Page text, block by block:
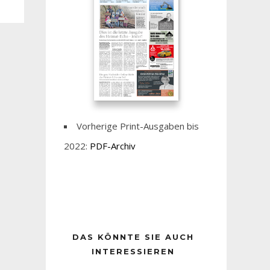
Vorherige Print-Ausgaben bis
2022: PDF-Archiv
DAS KÖNNTE SIE AUCH
INTERESSIEREN